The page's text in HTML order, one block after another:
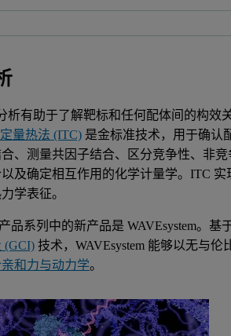
析有助于了解靶标和任何配体间的构效
量热法 (ITC) 是金标准技术，用于确认
、测量共因子结合、区分竞争性、非竞
及确定相互作用的化学计量学。ITC 实
学表征。
品系列中的新产品是 WAVEsystem。基
(GCI) 技术，WAVEsystem 能够以无与伦
和力与动力学。